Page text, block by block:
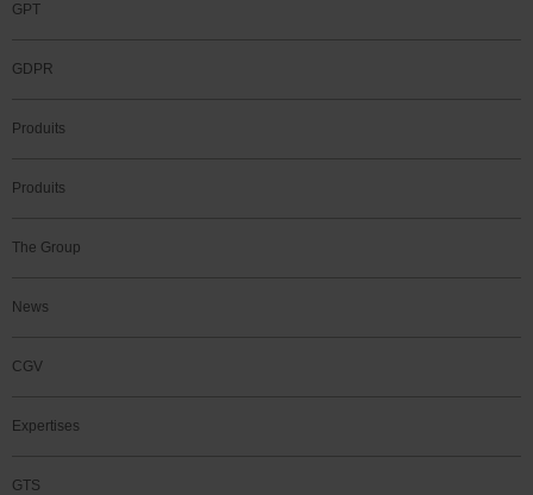
GPT
GDPR
Produits
Produits
The Group
News
CGV
Expertises
GTS